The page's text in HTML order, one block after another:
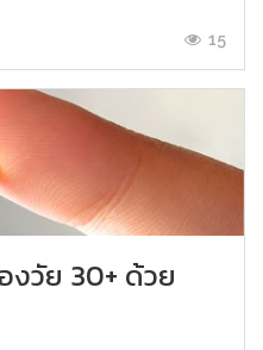
15
งวัย 30+ ด้วย